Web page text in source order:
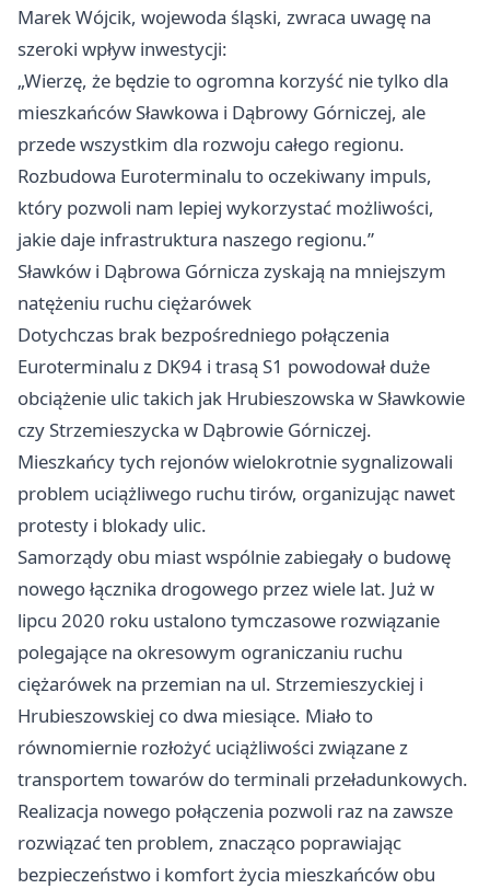
Marek Wójcik, wojewoda śląski, zwraca uwagę na
szeroki wpływ inwestycji:
„Wierzę, że będzie to ogromna korzyść nie tylko dla
mieszkańców Sławkowa i Dąbrowy Górniczej, ale
przede wszystkim dla rozwoju całego regionu.
Rozbudowa Euroterminalu to oczekiwany impuls,
który pozwoli nam lepiej wykorzystać możliwości,
jakie daje infrastruktura naszego regionu.”
Sławków i Dąbrowa Górnicza zyskają na mniejszym
natężeniu ruchu ciężarówek
Dotychczas brak bezpośredniego połączenia
Euroterminalu z DK94 i trasą S1 powodował duże
obciążenie ulic takich jak Hrubieszowska w Sławkowie
czy Strzemieszycka w Dąbrowie Górniczej.
Mieszkańcy tych rejonów wielokrotnie sygnalizowali
problem uciążliwego ruchu tirów, organizując nawet
protesty i blokady ulic.
Samorządy obu miast wspólnie zabiegały o budowę
nowego łącznika drogowego przez wiele lat. Już w
lipcu 2020 roku ustalono tymczasowe rozwiązanie
polegające na okresowym ograniczaniu ruchu
ciężarówek na przemian na ul. Strzemieszyckiej i
Hrubieszowskiej co dwa miesiące. Miało to
równomiernie rozłożyć uciążliwości związane z
transportem towarów do terminali przeładunkowych.
Realizacja nowego połączenia pozwoli raz na zawsze
rozwiązać ten problem, znacząco poprawiając
bezpieczeństwo i komfort życia mieszkańców obu